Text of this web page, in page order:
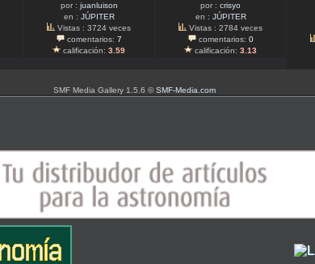
por : juanluison
en : JÚPITER
Vistas : 3724 veces
comentarios: 7
calificación: 3.59
por : crisyo
en : JÚPITER
Vistas : 2784 veces
comentarios: 0
calificación: 3.13
SMF Media Gallery 1.5.6 ©SMF-Media.com